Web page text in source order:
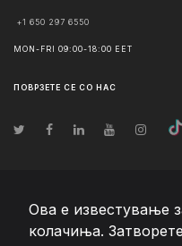
Ова е известување
колачиња.
+1 650 297 6550
MON-FRI 09:00-18:00 EET
ПОВРЗЕТЕ СЕ СО НАС
© Авторско право2026 Team